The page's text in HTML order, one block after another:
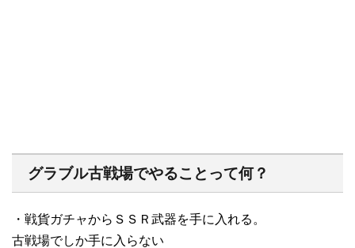
グラブル古戦場でやることって何？
・戦貨ガチャからＳＳＲ武器を手に入れる。
古戦場でしか手に入らない